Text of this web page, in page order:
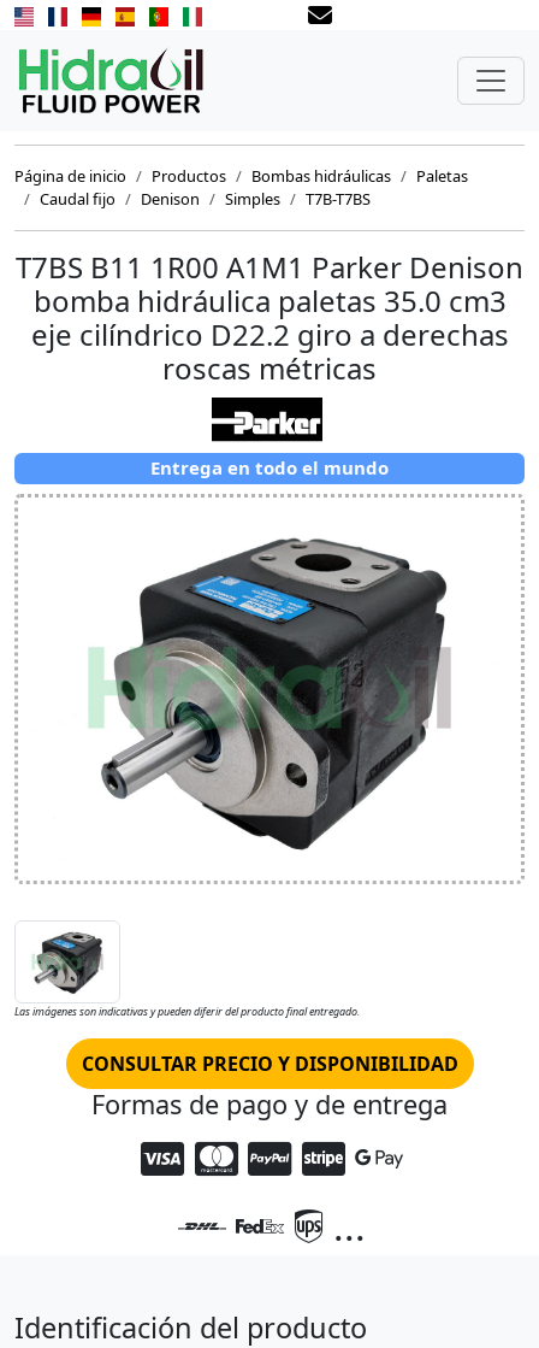
Página de inicio Productos Bombas hidráulicas
Paletas
Caudal fijo
Denison Simples T7B-T7BS
T7BS B11 1R00 A1M1 Parker Denison
bomba hidráulica paletas 35.0 cm3
eje cilíndrico D22.2 giro a derechas
roscas métricas
Entrega en todo el mundo
Las imágenes son indicativas y pueden diferir del producto final entregado.
CONSULTAR PRECIO Y DISPONIBILIDAD
Formas de pago y de entrega
...
Identificación del producto